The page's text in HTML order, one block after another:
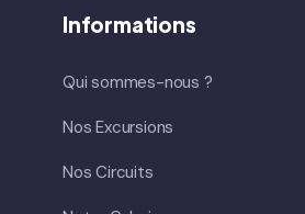
Informations
Qui sommes-nous ?
Nos Excursions
Nos Circuits